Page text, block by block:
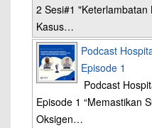
2 Sesi#1
Kasus…
Podcast
Episode 1
Podcast
Episode 1 “Memastikan
Oksigen…